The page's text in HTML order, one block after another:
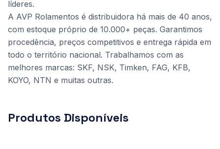
líderes.
A AVP Rolamentos é distribuidora há mais de 40 anos,
com estoque próprio de 10.000+ peças. Garantimos
procedência, preços competitivos e entrega rápida em
todo o território nacional. Trabalhamos com as
melhores marcas: SKF, NSK, Timken, FAG, KFB,
KOYO, NTN e muitas outras.
Produtos Disponíveis